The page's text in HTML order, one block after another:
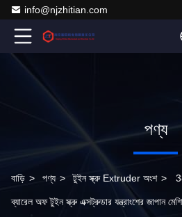
info@njzhitian.com
পণ্য
বাড়ি > পণ্য > টুইন স্ক্রু Extruder অংশ >
ব্যারেল অফ টুইন স্ক্রু এক্সট্রুডার যন্ত্রাংশের জাপান